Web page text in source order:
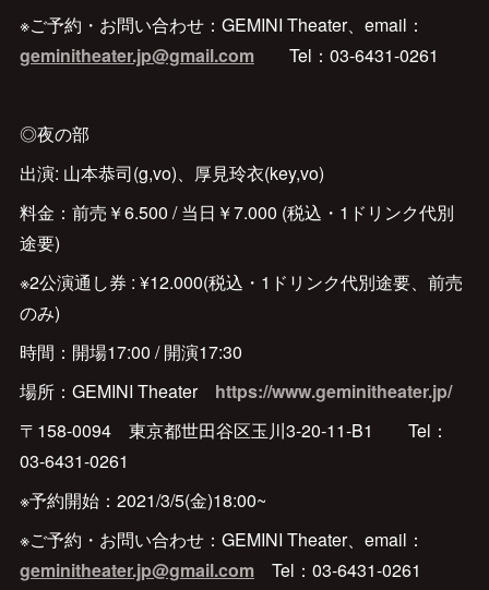
※ご予約・お問い合わせ：GEMINI Theater、email：
geminitheater.jp@gmail.comTel：03-6431-0261
◎夜の部
出演: 山本恭司(g,vo)、厚見玲衣(key,vo)
料金：前売￥6.500 / 当日￥7.000 (税込・1ドリンク代別
途要)
※2公演通し券 : ¥12.000(税込・1ドリンク代別途要、前売
のみ)
時間：開場17:00 / 開演17:30
場所：GEMINI Theater https://www.geminitheater.jp/
〒158-0094 東京都世田谷区玉川3-20-11-B1 Tel：
03-6431-0261
※予約開始：2021/3/5(金)18:00~
※ご予約・お問い合わせ：GEMINI Theater、email：
geminitheater.jp@gmail.comTel：03-6431-0261